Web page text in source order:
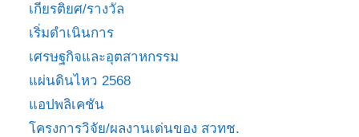
เกียรติยศ/รางวัล
เริ่มดำเนินการ
เศรษฐกิจและอุตสาหกรรม
แผ่นดินไหว 2568
แอปพลิเคชัน
โครงการวิจัย/ผลงานเด่นของ สวทช.